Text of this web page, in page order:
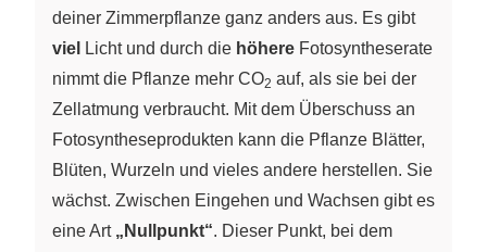
deiner Zimmerpflanze ganz anders aus. Es gibt
viel
Licht und durch die höhere Fotosyntheserate
nimmt die Pflanze mehr CO2 auf, als sie bei der
Zellatmung verbraucht. Mit dem Überschuss an
Fotosyntheseprodukten kann die Pflanze Blätter,
Blüten, Wurzeln und vieles andere herstellen. Sie
wächst. Zwischen Eingehen und Wachsen gibt es
eine Art „Nullpunkt“. Dieser Punkt, bei dem